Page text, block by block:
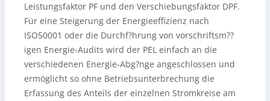
Leistungsfaktor PF und den Verschiebungsfaktor DPF.
Für eine Steigerung der Energieeffizienz nach
ISO50001 oder die Durchf?hrung von vorschriftsm??
igen Energie-Audits wird der PEL einfach an die
verschiedenen Energie-Abg?nge angeschlossen und
ermöglicht so ohne Betriebsunterbrechung die
Erfassung des Anteils der einzelnen Stromkreise am